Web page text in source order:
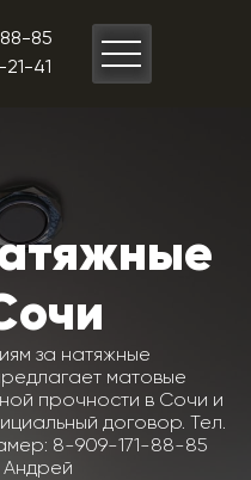
85
41
за натяжные
матовые
прочности в Сочи и
договор. Тел.
8-909-171-88-85
Андрей